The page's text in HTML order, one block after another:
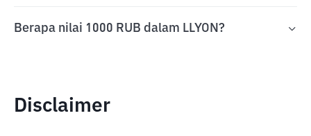
Berapa nilai 1000 RUB dalam LLYON?
Disclaimer